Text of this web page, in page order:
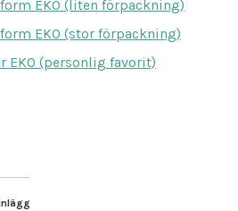
EKO (liten förpackning)
EKO (stor förpackning)
EKO (personlig favorit)